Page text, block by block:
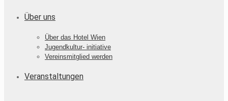
Über uns
Über das Hotel Wien
Jugendkultur- initiative
Vereinsmitglied werden
Veranstaltungen